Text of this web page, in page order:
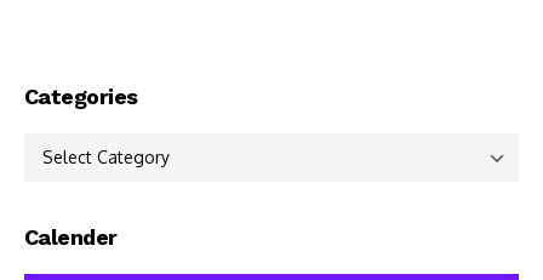
Categories
Categories
Calender